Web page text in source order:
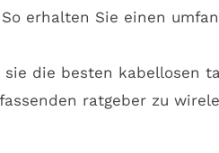
erhalten Sie einen